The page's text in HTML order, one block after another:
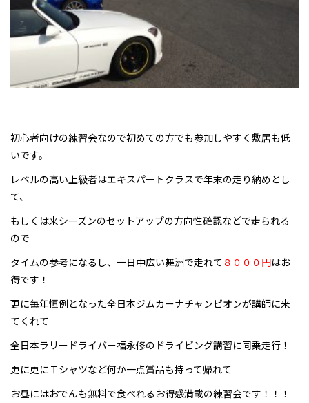
初心者向けの練習会なので初めての方でも参加しやすく敷居も低
いです。
レベルの高い上級者はエキスパートクラスで年末の走り納めとし
て、
もしくは来シーズンのセットアップの方向性確認などで走られる
ので
タイムの参考になるし、一日中広い舞洲で走れて ８０００円はお
得です！
更に毎年恒例となった全日本ジムカーナチャンピオンが講師に来
てくれて
全日本ラリードライバー福永修のドライビング講習に同乗走行！
更に更にＴシャツなど何か一点賞品も持って帰れて
お昼にはおでんも無料で食べれるお得感満載の練習会です！！！